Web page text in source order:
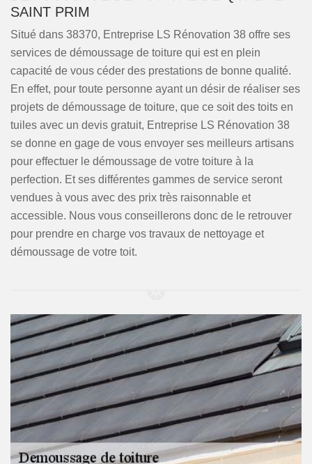
SAINT PRIM
Situé dans 38370, Entreprise LS Rénovation 38 offre ses
services de démoussage de toiture qui est en plein
capacité de vous céder des prestations de bonne qualité.
En effet, pour toute personne ayant un désir de réaliser ses
projets de démoussage de toiture, que ce soit des toits en
tuiles avec un devis gratuit, Entreprise LS Rénovation 38
se donne en gage de vous envoyer ses meilleurs artisans
pour effectuer le démoussage de votre toiture à la
perfection. Et ses différentes gammes de service seront
vendues à vous avec des prix très raisonnable et
accessible. Nous vous conseillerons donc de le retrouver
pour prendre en charge vos travaux de nettoyage et
démoussage de votre toit.